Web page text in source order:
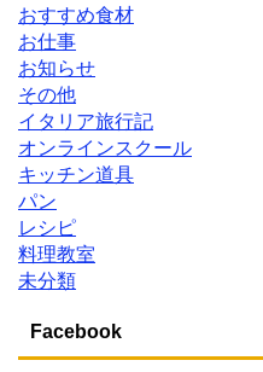
おすすめ食材
お仕事
お知らせ
その他
イタリア旅行記
オンラインスクール
キッチン道具
パン
レシピ
料理教室
未分類
Facebook